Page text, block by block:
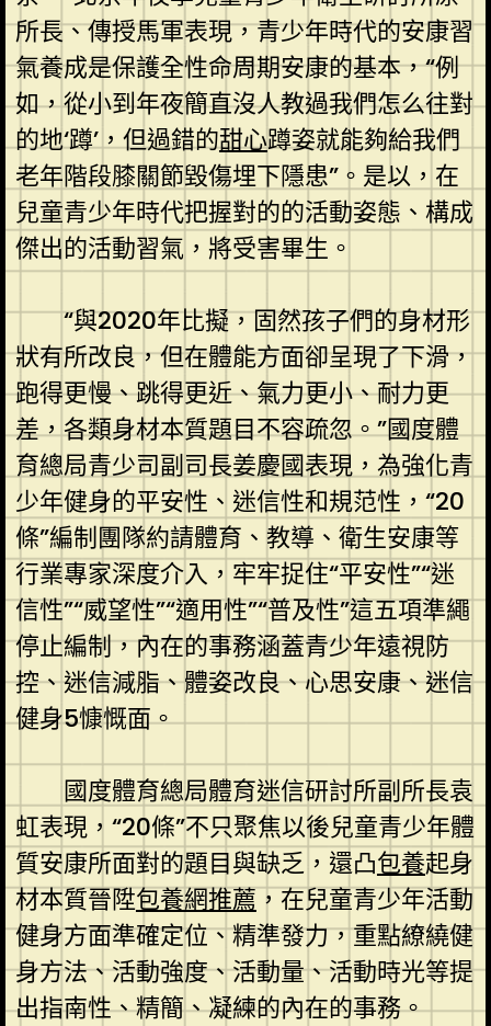
所長、傳授馬軍表現，青少年時代的安康習
氣養成是保護全性命周期安康的基本，“例
如，從小到年夜簡直沒人教過我們怎么往對
的地‘蹲’，但過錯的甜心蹲姿就能夠給我們
老年階段膝關節毀傷埋下隱患”。是以，在
兒童青少年時代把握對的的活動姿態、構成
傑出的活動習氣，將受害畢生。
“與2020年比擬，固然孩子們的身材形
狀有所改良，但在體能方面卻呈現了下滑，
跑得更慢、跳得更近、氣力更小、耐力更
差，各類身材本質題目不容疏忽。”國度體
育總局青少司副司長姜慶國表現，為強化青
少年健身的平安性、迷信性和規范性，“20
條”編制團隊約請體育、教導、衛生安康等
行業專家深度介入，牢牢捉住“平安性”“迷
信性”“威望性”“適用性”“普及性”這五項準繩
停止編制，內在的事務涵蓋青少年遠視防
控、迷信減脂、體姿改良、心思安康、迷信
健身5慷慨面。
國度體育總局體育迷信研討所副所長袁
虹表現，“20條”不只聚焦以後兒童青少年體
質安康所面對的題目與缺乏，還凸包養起身
材本質晉陞包養網推薦，在兒童青少年活動
健身方面準確定位、精準發力，重點繚繞健
身方法、活動強度、活動量、活動時光等提
出指南性、精簡、凝練的內在的事務。